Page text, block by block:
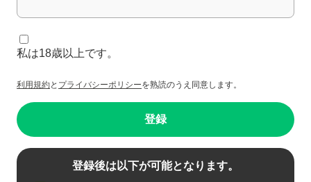
私は18歳以上です。
利用規約と プライバシーポリシーを熟読のうえ同意します。
登録
登録後は以下が可能となります。